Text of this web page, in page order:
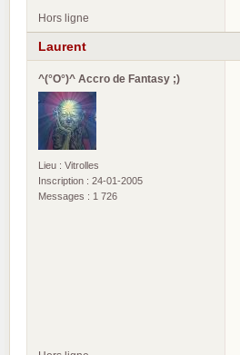
Hors ligne
Laurent
^(°O°)^ Accro de Fantasy ;)
Lieu : Vitrolles
Inscription : 24-01-2005
Messages : 1 726